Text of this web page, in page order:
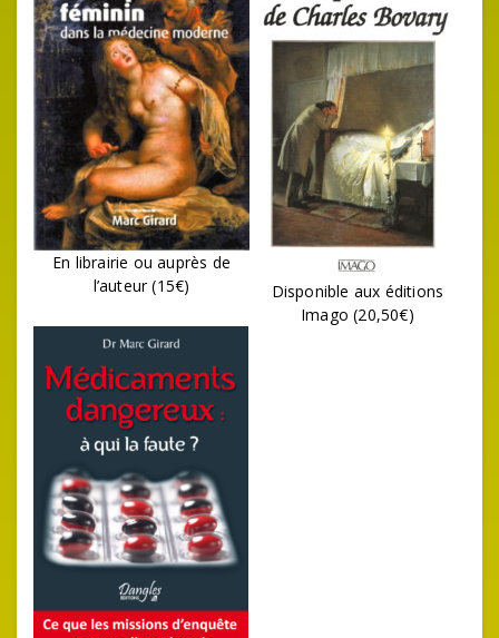
En librairie ou auprès de
l’auteur (15€)
Disponible aux éditions
Imago (20,50€)